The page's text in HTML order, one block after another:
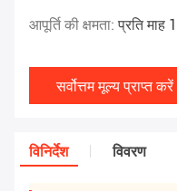
आपूर्ति की क्षमता:प्रति
सर्वोत्तम मूल्य प्राप्त करें
विनिर्देश विवरण